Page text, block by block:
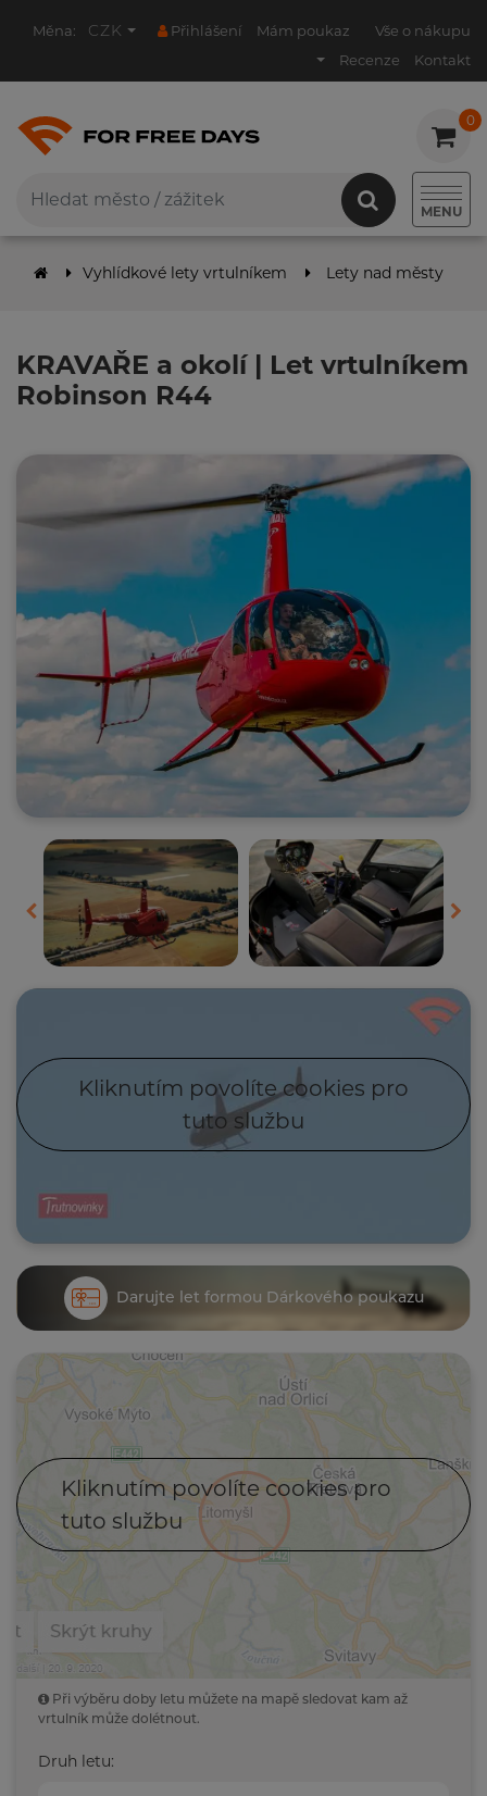
Měna: CZK Přihlášení Mám poukaz
Vše o nákupu
Recenze
Kontakt
0
0
MENU
Vyhlídkové lety vrtulníkem Lety nad městy
KRAVAŘE a okolí | Let vrtulníkem
Robinson R44
Kliknutím povolíte cookies pro
tuto službu
Darujte let formou Dárkového poukazu
Kliknutím povolíte cookies pro
tuto službu
Při výběru doby letu můžete na mapě sledovat kam až
vrtulník může dolétnout.
Druh letu: